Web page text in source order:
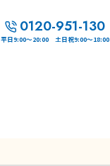
0120-951-130
平日9:00～20:00 土日祝9:00～18:00